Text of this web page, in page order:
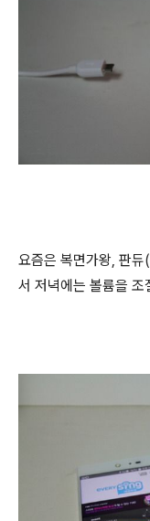
요즘은 복면가왕, 판
서 저녁에는 볼륨을 조